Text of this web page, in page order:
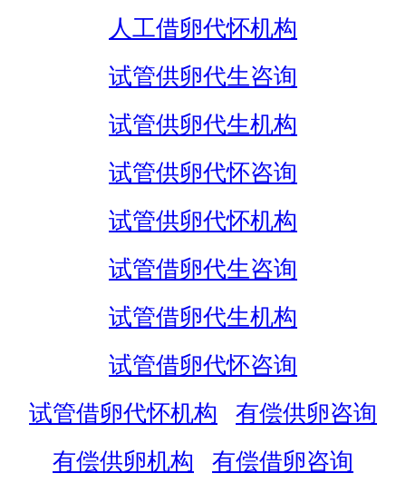
人工借卵代怀机构
试管供卵代生咨询
试管供卵代生机构
试管供卵代怀咨询
试管供卵代怀机构
试管借卵代生咨询
试管借卵代生机构
试管借卵代怀咨询
试管借卵代怀机构
有偿供卵咨询
有偿供卵机构
有偿借卵咨询